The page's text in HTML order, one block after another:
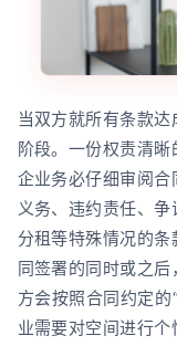
当双方就所有条款
阶段。一份权责清晰
企业务必仔细审阅合
义务、违约责任、
分租等特殊情况的
同签署的同时或之
方会按照合同约定
业需要对空间进行